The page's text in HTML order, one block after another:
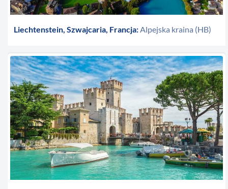
Liechtenstein, Szwajcaria, Francja:Alpejska kraina (HB)